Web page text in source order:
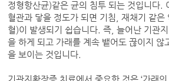
정형항산균)같은 균의 침투 되는 것입니다.
혈관과 닿을 정도가 되면 기침, 재채기 같은
혈)이 발생되기 쉽습니다. 즉, 늘어난 기관
을 하게 되고 가래를 계속 뱉어도 끊이지 않
을 보이는 것입니다.